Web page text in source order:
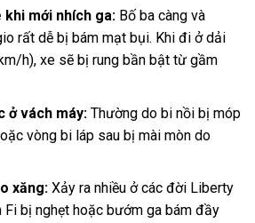
khi mới nhích ga: Bố ba càng và
rất dễ bị bám mạt bụi. Khi đi ở dải
h), xe sẽ bị rung bần bật từ gầm
ở vách máy: Thường do bi nồi bị móp
vòng bi láp sau bị mài mòn do
xăng: Xảy ra nhiều ở các đời Liberty
Fi bị nghẹt hoặc bướm ga bám đầy